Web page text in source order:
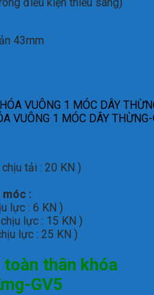
43mm
VUÔNG 1 MÓC DÂY
tải : 20 KN )
:
lực : 6 KN )
lực : 15 KN )
lực : 25 KN )
toàn thân khóa
GV5